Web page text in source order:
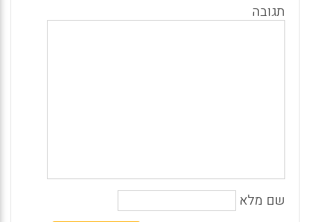
תגובה
שם מלא